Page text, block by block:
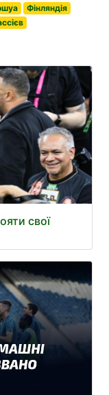
Фінляндія
свої